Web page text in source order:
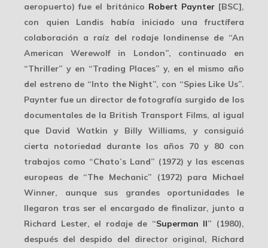
aeropuerto) fue el británico Robert Paynter[BSC],
con quien Landis había iniciado una fructífera
colaboración a raíz del rodaje londinense de “An
American Werewolf in London”, continuado en
“Thriller” y en “Trading Places” y, en el mismo año
del estreno de “Into the Night”, con “Spies Like Us”.
Paynter fue un director de fotografía surgido de los
documentales de la British Transport Films, al igual
que David Watkin y Billy Williams, y consiguió
cierta notoriedad durante los años 70 y 80 con
trabajos como “Chato’s Land” (1972) y las escenas
europeas de “The Mechanic” (1972) para Michael
Winner, aunque sus grandes oportunidades le
llegaron tras ser el encargado de finalizar, junto a
Richard Lester, el rodaje de “Superman II” (1980),
después del despido del director original, Richard